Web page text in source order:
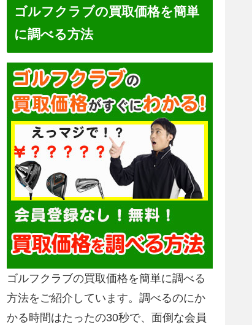
ゴルフクラブの買取価格を簡単
に調べる方法
ゴルフクラブの買取価格を簡単に調べる
方法をご紹介しています。調べるのにか
かる時間はたったの30秒で、面倒な会員